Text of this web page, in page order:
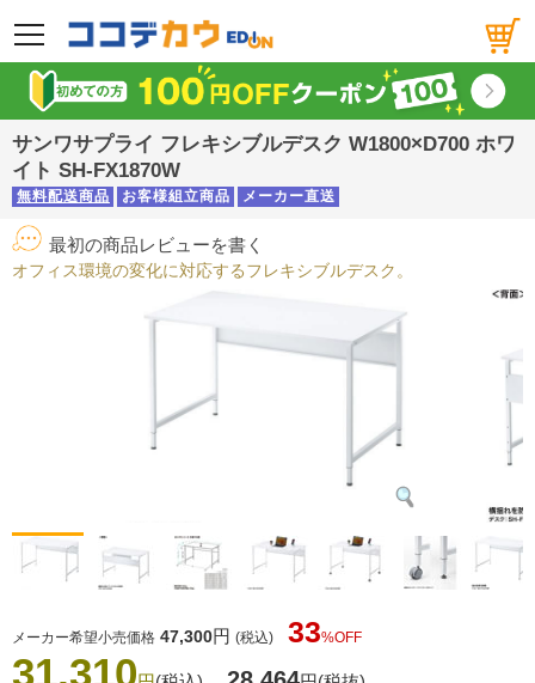
メニュー
サンワサプライ フレキシブルデスク W1800×D700 ホワ
イト SH-FX1870W
無料配送商品 お客様組立商品 メーカー直送
最初の商品レビューを書く
オフィス環境の変化に対応するフレキシブルデスク。
メーカー希望小売価格 47,300円 (税込) 33%OFF
31,310